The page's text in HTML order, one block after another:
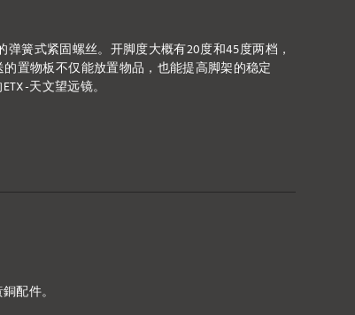
簧式紧固螺丝。开脚度大概有20度和45度两档，
置物板不仅能放置物品，也能提高脚架的稳定
天文望远镜。
配件。